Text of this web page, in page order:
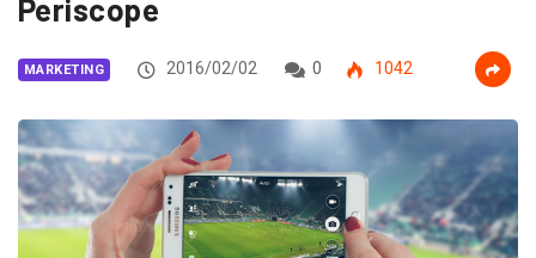
Periscope
MARKETING 2016/02/02 0 1042